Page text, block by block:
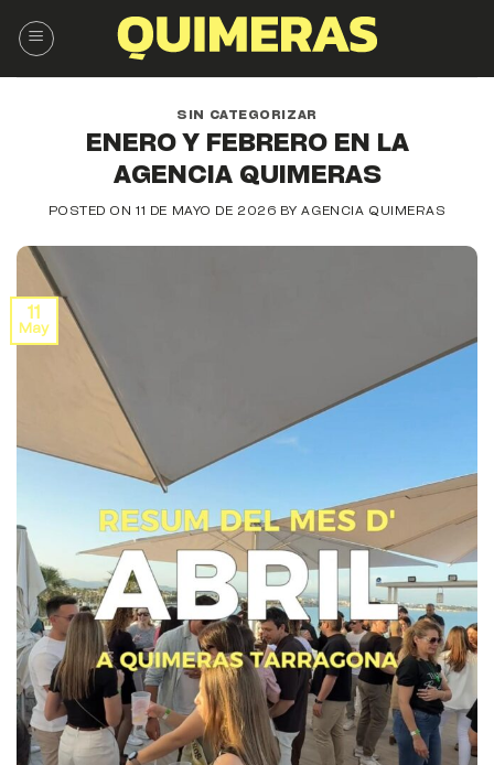
SIN CATEGORIZAR
ENERO Y FEBRERO EN LA
AGENCIA QUIMERAS
POSTED ON11 DE MAYO DE 2026 BYAGENCIA QUIMERAS
11
May